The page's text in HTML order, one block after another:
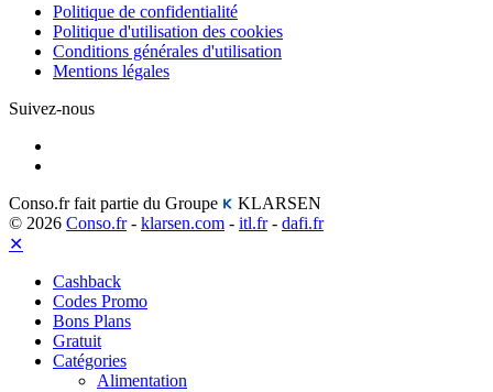
Politique de confidentialité
Politique d'utilisation des cookies
Conditions générales d'utilisation
Mentions légales
Suivez-nous
Conso.fr fait partie du Groupe
KLARSEN
© 2026 Conso.fr- klarsen.com - itl.fr- dafi.fr
✕
Cashback
Codes Promo
Bons Plans
Gratuit
Catégories
Alimentation